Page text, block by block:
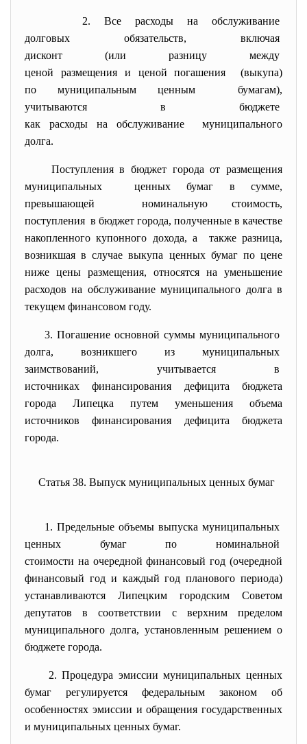
2. Все расходы на обслуживание
долговых обязательств, включая
дисконт (или разницу между
ценой размещения и ценойпогашения (выкупа)
по муниципальным ценным бумагам),
учитываются в бюджете
как расходы на обслуживание муниципального
долга.
Поступления в бюджет города от размещения
муниципальных ценных бумаг в сумме,
превышающей номинальную стоимость,
поступления в бюджет города, полученные в качестве
накопленного купонного дохода, а также разница,
возникшая в случае выкупа ценных бумаг по цене
ниже цены размещения, относятся на уменьшение
расходов на обслуживание муниципального долга в
текущем финансовом году.
3. Погашение основной суммы муниципального
долга, возникшего из муниципальных
заимствований, учитывается в
источниках финансирования дефицита бюджета
города Липецка путем уменьшения объема
источников финансирования дефицита бюджета
города.
Статья 38. Выпуск муниципальных ценных бумаг
1. Предельные объемы выпуска муниципальных
ценных бумаг по номинальной
стоимости на очередной финансовый год (очередной
финансовый год и каждый год планового периода)
устанавливаются Липецким городским Советом
депутатов в соответствии с верхним пределом
муниципального долга, установленным решением о
бюджете города.
2. Процедура эмиссиимуниципальных ценных
бумаг регулируется федеральным законом об
особенностях эмиссии и обращения государственных
и муниципальных ценных бумаг.